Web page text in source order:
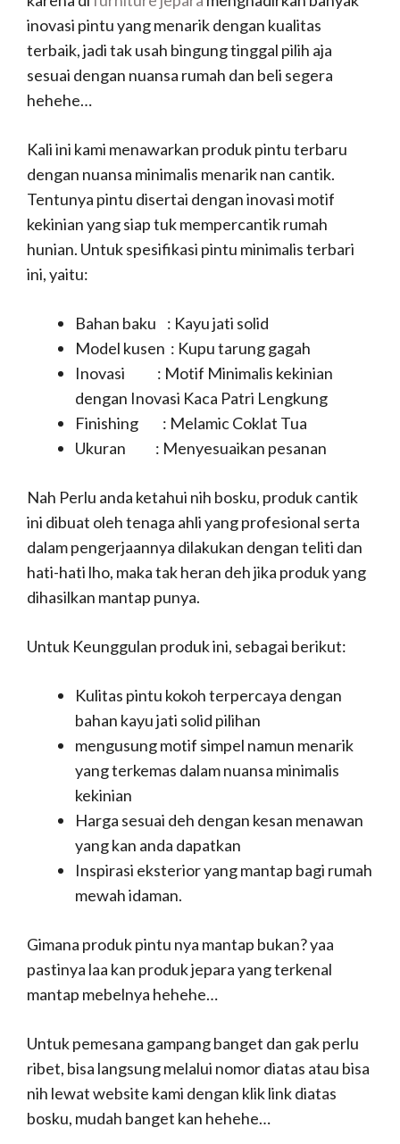
inovasi pintu yang menarik dengan kualitas
terbaik, jadi tak usah bingung tinggal pilih aja
sesuai dengan nuansa rumah dan beli segera
hehehe…
Kali ini kami menawarkan produk pintu terbaru
dengan nuansa minimalis menarik nan cantik.
Tentunya pintu disertai dengan inovasi motif
kekinian yang siap tuk mempercantik rumah
hunian. Untuk spesifikasi pintu minimalis terbari
ini, yaitu:
Bahan baku : Kayu jati solid
Model kusen : Kupu tarung gagah
Inovasi : Motif Minimalis kekinian
dengan Inovasi Kaca Patri Lengkung
Finishing : Melamic Coklat Tua
Ukuran : Menyesuaikan pesanan
Nah Perlu anda ketahui nih bosku, produk cantik
ini dibuat oleh tenaga ahli yang profesional serta
dalam pengerjaannya dilakukan dengan teliti dan
hati-hati lho, maka tak heran deh jika produk yang
dihasilkan mantap punya.
Untuk Keunggulan produk ini, sebagai berikut:
Kulitas pintu kokoh terpercaya dengan
bahan kayu jati solid pilihan
mengusung motif simpel namun menarik
yang terkemas dalam nuansa minimalis
kekinian
Harga sesuai deh dengan kesan menawan
yang kan anda dapatkan
Inspirasi eksterior yang mantap bagi rumah
mewah idaman.
Gimana produk pintu nya mantap bukan? yaa
pastinya laa kan produk jepara yang terkenal
mantap mebelnya hehehe…
Untuk pemesana gampang banget dan gak perlu
ribet, bisa langsung melalui nomor diatas atau bisa
nih lewat website kami dengan klik link diatas
bosku, mudah banget kan hehehe…